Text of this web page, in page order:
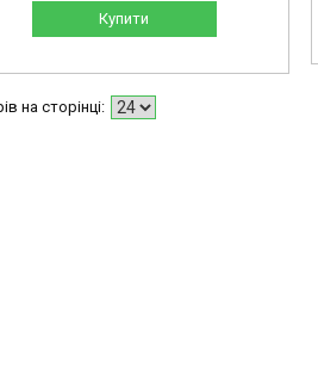
Купити